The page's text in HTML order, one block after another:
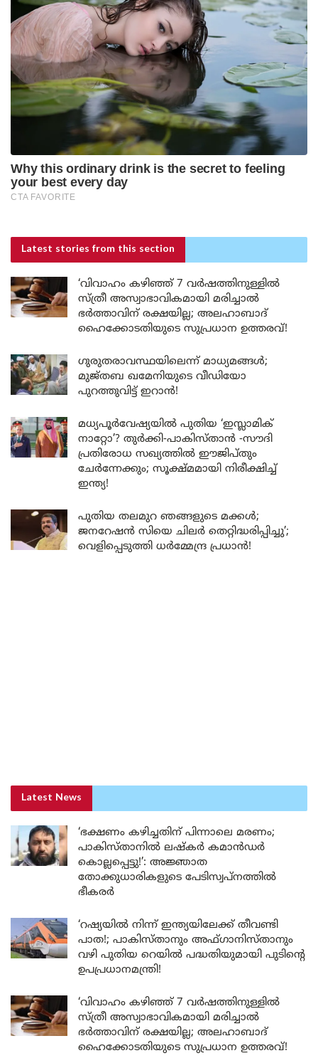
Latest stories from this section
‘വിവാഹം കഴിഞ്ഞ് 7 വർഷത്തിനുള്ളിൽ
സ്ത്രീ അസ്വാഭാവികമായി മരിച്ചാൽ
ഭർത്താവിന് രക്ഷയില്ല; അലഹാബാദ്
ഹൈക്കോടതിയുടെ സുപ്രധാന ഉത്തരവ്!
ഗുരുതരാവസ്ഥയിലെന്ന് മാധ്യമങ്ങൾ;
മുജ്തബ ഖമേനിയുടെ വീഡിയോ
പുറത്തുവിട്ട് ഇറാൻ!
മധ്യപൂർവേഷ്യയിൽ പുതിയ ‘ഇസ്ലാമിക്
നാറ്റോ’? തുർക്കി-പാകിസ്താൻ -സൗദി
പ്രതിരോധ സഖ്യത്തിൽ ഈജിപ്തും
ചേർന്നേക്കും; സൂക്ഷ്മമായി നിരീക്ഷിച്ച്
ഇന്ത്യ!
പുതിയ തലമുറ ഞങ്ങളുടെ മക്കൾ;
ജനറേഷൻ സിയെ ചിലർ തെറ്റിദ്ധരിപ്പിച്ചു’;
വെളിപ്പെടുത്തി ധർമ്മേന്ദ്ര പ്രധാൻ!
Latest News
‘ഭക്ഷണം കഴിച്ചതിന് പിന്നാലെ മരണം;
പാകിസ്താനിൽ ലഷ്കർ കമാൻഡർ
കൊല്ലപ്പെട്ടു!’: അജ്ഞാത
തോക്കുധാരികളുടെ പേടിസ്വപ്നത്തിൽ
ഭീകരർ
‘റഷ്യയിൽ നിന്ന് ഇന്ത്യയിലേക്ക് തീവണ്ടി
പാത!; പാകിസ്താനും അഫ്ഗാനിസ്താനും
വഴി പുതിയ റെയിൽ പദ്ധതിയുമായി പുടിന്റെ
ഉപപ്രധാനമന്ത്രി!
‘വിവാഹം കഴിഞ്ഞ് 7 വർഷത്തിനുള്ളിൽ
സ്ത്രീ അസ്വാഭാവികമായി മരിച്ചാൽ
ഭർത്താവിന് രക്ഷയില്ല; അലഹാബാദ്
ഹൈക്കോടതിയുടെ സുപ്രധാന ഉത്തരവ്!